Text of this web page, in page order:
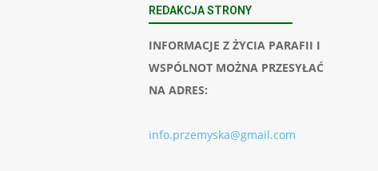
REDAKCJA STRONY
INFORMACJE Z ŻYCIA PARAFII I
WSPÓLNOT MOŻNA PRZESYŁAĆ
NA ADRES:
info.przemyska@gmail.com